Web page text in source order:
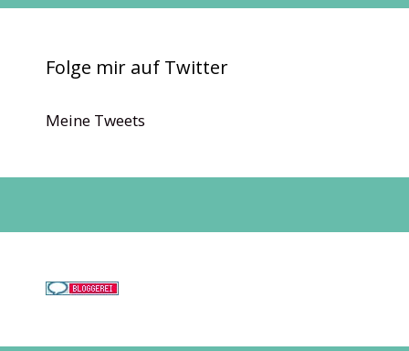
Folge mir auf Twitter
Meine Tweets